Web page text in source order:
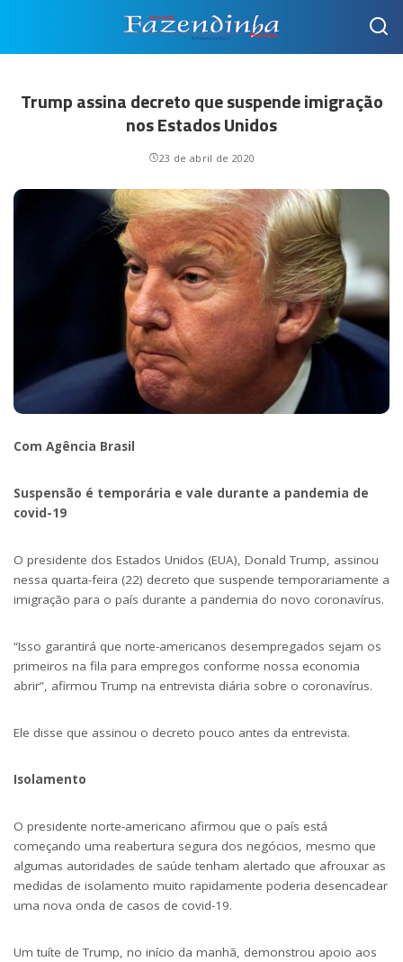
Trump assina decreto que suspende imigração
nos Estados Unidos
23 de abril de 2020
Com Agência Brasil
Suspensão é temporária e vale durante a pandemia de
covid-19
O presidente dos Estados Unidos (EUA), Donald Trump, assinou
nessa quarta-feira (22) decreto que suspende temporariamente a
imigração para o país durante a pandemia do novo coronavírus.
“Isso garantirá que norte-americanos desempregados sejam os
primeiros na fila para empregos conforme nossa economia
abrir”, afirmou Trump na entrevista diária sobre o coronavírus.
Ele disse que assinou o decreto pouco antes da entrevista.
Isolamento
O presidente norte-americano afirmou que o país está
começando uma reabertura segura dos negócios, mesmo que
algumas autoridades de saúde tenham alertado que afrouxar as
medidas de isolamento muito rapidamente poderia desencadear
uma nova onda de casos de covid-19.
Um tuíte de Trump, no início da manhã, demonstrou apoio aos